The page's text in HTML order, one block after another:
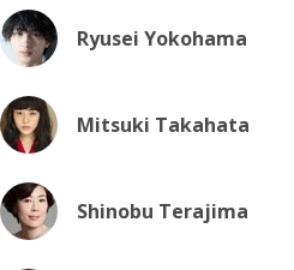
Ryusei Yokohama
Mitsuki Takahata
Shinobu Terajima